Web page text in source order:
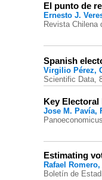
El punto de
Ernesto J.
Revista Chilena
Spanish
Virgilio Pérez,
Scientific Data,
Key
Jose M. Pavía,
Estimating
Rafael
Boletín de